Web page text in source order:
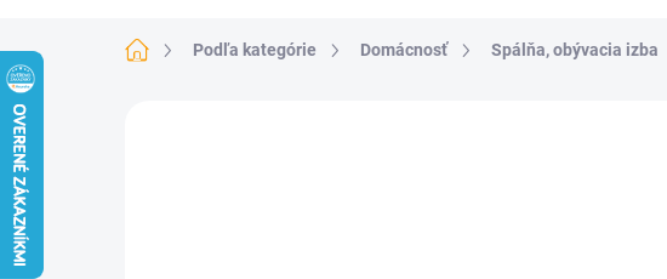
DomovPodľa kategórie Domácnosť Spálňa, obývacia izba